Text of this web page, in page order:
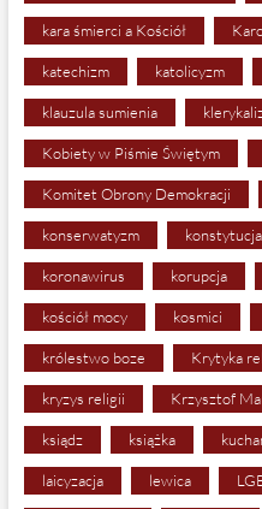
kara śmierci a Kościół
katechizm katolicyzm
klauzula sumienia
Kobiety w Piśmie Świętym
Komitet Obrony Demokracji
konserwatyzm konstytucja
koronawirus korupcja
kościół mocy kosmici
królestwo boze Krytyka
kryzys religii Krzysztof
ksiądz książka
laicyzacja lewica